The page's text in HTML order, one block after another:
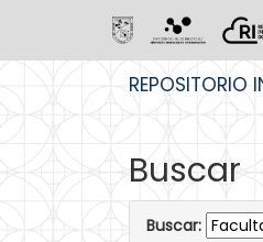
REPOSITORIO
Buscar
Buscar: